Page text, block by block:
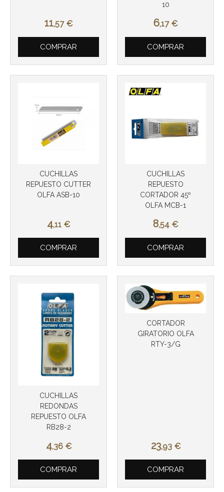
11,57 €
COMPRAR
10
6,17 €
COMPRAR
CUCHILLAS
REPUESTO CUTTER
OLFA ASB-10
4,11 €
COMPRAR
CUCHILLAS
REPUESTO
CORTADOR 45º
OLFA MCB-1
8,54 €
COMPRAR
CUCHILLAS
REDONDAS
REPUESTO OLFA
RB28-2
4,36 €
COMPRAR
CORTADOR
GIRATORIO OLFA
RTY-3/G
23,93 €
COMPRAR